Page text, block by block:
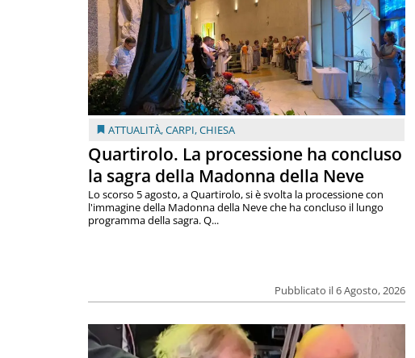
ATTUALITÀ,CARPI,CHIESA
Quartirolo. La processione ha concluso
la sagra della Madonna della Neve
Pubblicato il 6 Agosto, 2026
Lo scorso 5 agosto, a Quartirolo, si è svolta la processione con
l'immagine della Madonna della Neve che ha concluso il lungo
programma della sagra. Q...